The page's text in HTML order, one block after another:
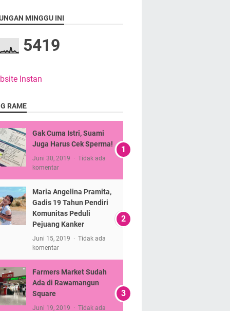
MINGGU INI
5419
RAME
Gak Cuma Istri, Suami
Juga Harus Cek Sperma!
Juni 30, 2019
Tidak ada
komentar
Maria Angelina Pramita,
Gadis 19 Tahun Pendiri
Komunitas Peduli
Pejuang Kanker
Juni 15, 2019
Tidak ada
komentar
Farmers Market Sudah
Ada di Rawamangun
Square
Juni 19, 2019 Tidak ada